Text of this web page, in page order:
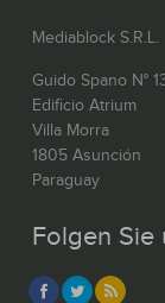
Mediablock S.R.L.
Guido Spano N°
Edificio Atrium
Villa Morra
1805 Asunción
Paraguay
Folgen Sie